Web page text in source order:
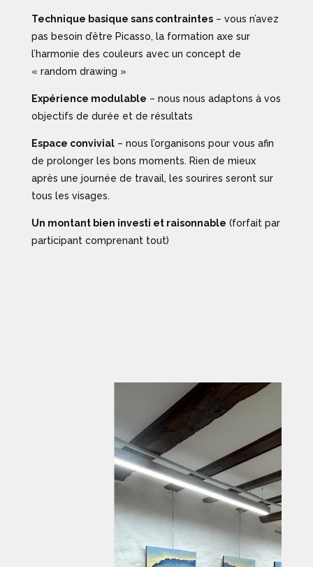
Technique basique sans contraintes– vous n’avez
pas besoin d’être Picasso, la formation axe sur
l’harmonie des couleurs avec un concept de
« random drawing »
Expérience modulable – nous nous adaptons à vos
objectifs de durée et de résultats
Espace convivial– nous l’organisons pour vous afin
de prolonger les bons moments. Rien de mieux
après une journée de travail, les sourires seront sur
tous les visages.
Un montant bien investi et raisonnable (forfait par
participant comprenant tout)